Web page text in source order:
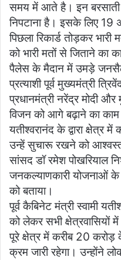
समय में आते है। इन
निपटाना है। इसके लिए 19
पिछला रिकार्ड तोड़कर भारी
को भारी मतों से जिताने का
पैलेस के मैदान में उमड़े
प्रत्याशी पूर्व मुख्यमंत्री
प्रधानमंत्री नरेंद्र मोदी
विजन को आगे बढ़ाने का काम
यतीश्वरानंद के द्वारा क्षेत्र में
उन्हें सुचारू रखने को
सांसद डॉ रमेश पोखरियाल
जनकल्याणकारी योजनाओं के
को बताया।
पूर्व कैबिनेट मंत्री स्वामी
को लेकर सभी क्षेत्रवासियों
पूरे क्षेत्र में करीब 20 करोड़
क्रम जारी रहेगा। उन्होंने